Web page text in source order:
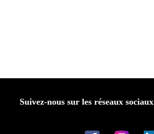
Suivez-nous sur les réseaux sociaux